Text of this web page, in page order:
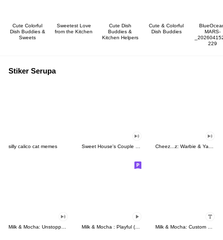
Cute Colorful
Dish Buddies &
Sweets
Sweetest Love
from the Kitchen
Cute Dish
Buddies &
Kitchen Helpers
Cute & Colorful
Dish Buddies
MARS-
229
Stiker Serupa
silly calico cat memes Sweet House's Couple in Love Cheez...z: Warbie & Yama 3